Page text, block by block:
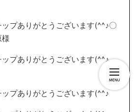
プありがとうございます(^^♪〇
ップありがとうございます(^^♪
プありがとうございます(^^♪